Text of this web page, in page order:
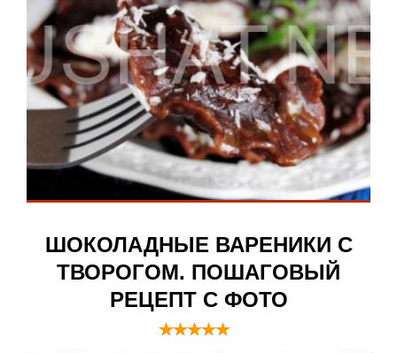
ШОКОЛАДНЫЕ ВАРЕНИКИ С
ТВОРОГОМ. ПОШАГОВЫЙ
РЕЦЕПТ С ФОТО